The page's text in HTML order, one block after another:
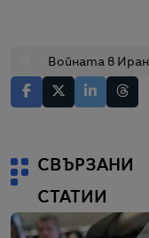
Войната в Иран
СВЪРЗАНИ
СТАТИИ